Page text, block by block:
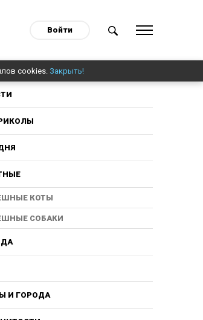
Войти
cookies. Закрыть!
КОТЫ
СОБАКИ
И ГОРОДА